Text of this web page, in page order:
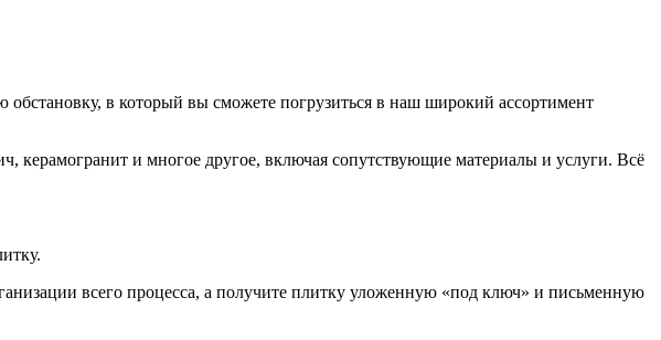
в который вы сможете погрузиться в наш широкий ассортимент
керамогранит и многое другое, включая сопутствующие материалы и услуги. Всё
всего процесса, а получите плитку уложенную «под ключ» и письменную